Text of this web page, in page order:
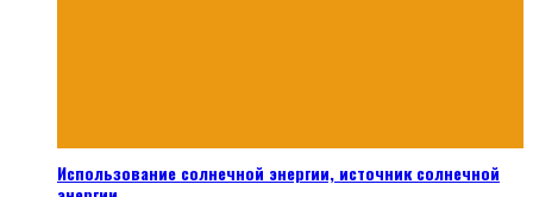
Использование солнечной энергии, источник солнечной